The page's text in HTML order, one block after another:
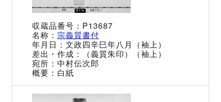
P13687
宗義質書付
文政四辛巳年八月（袖上）
（義質朱印）（袖上）
中村伝次郎
白紙